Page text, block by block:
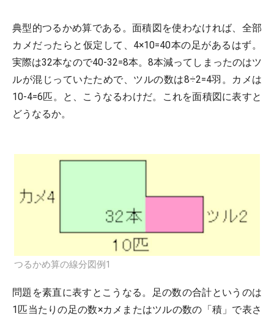
典型的つるかめ算である。面積図を使わなければ、全部
カメだったらと仮定して、4×10=40本の足があるはず。
実際は32本なので40-32=8本。8本減ってしまったのはツ
ルが混じっていたためで、ツルの数は8÷2=4羽。カメは
10-4=6匹。と、こうなるわけだ。これを面積図に表すと
どうなるか。
つるかめ算の線分図例1
問題を素直に表すとこうなる。足の数の合計というのは
1匹当たりの足の数×カメまたはツルの数の「積」で表さ